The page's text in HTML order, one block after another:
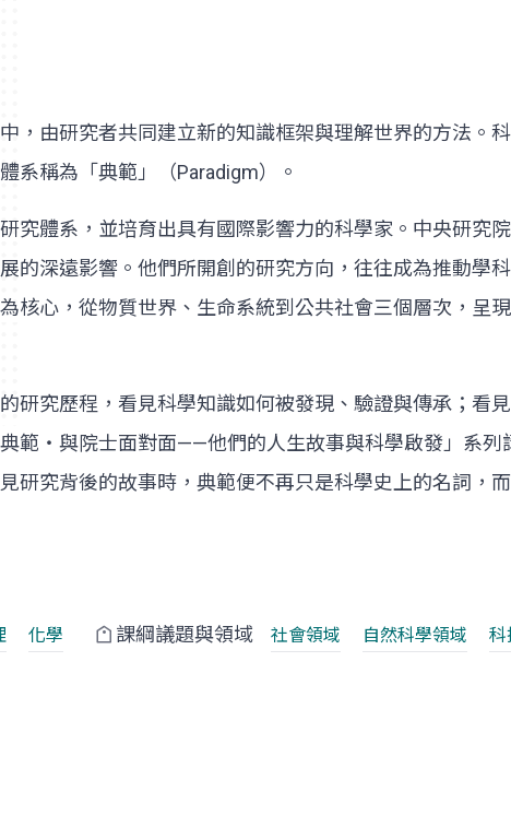
，由研究者共同建立新的知識框架與理解世界的方法。
系稱為「典範」（Paradigm）。
究體系，並培育出具有國際影響力的科學家。中央研究
的深遠影響。他們所開創的研究方向，往往成為推動學
核心，從物質世界、生命系統到公共社會三個層次，呈
研究歷程，看見科學知識如何被發現、驗證與傳承；看
範・與院士面對面——他們的人生故事與科學啟發」系
研究背後的故事時，典範便不再只是科學史上的名詞，
化學 課綱議題與領域 社會領域 自然科學領域 科